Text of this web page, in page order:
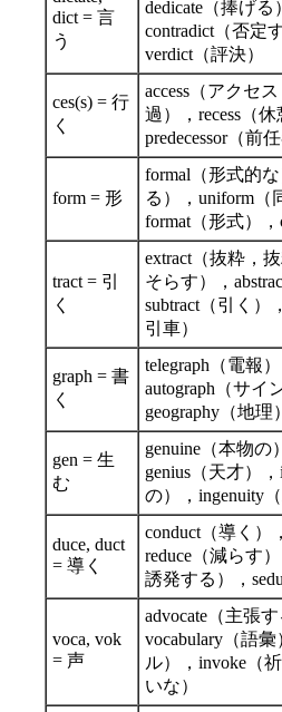
dict = 言
う
dedicate（捧げる
contradict（否定
verdict（評決）
ces(s) = 行
く
access（アクセ
過），recess（休
predecessor（前任
form = 形
formal（形式的
る），uniform（
format（形式），
tract = 引
く
extract（抜粋，
そらす），
subtract（引く）
引車）
graph = 書
く
telegraph（電報
autograph（サイ
geography（地理）
gen = 生
む
genuine（本物の
genius（天才）
の），ingenuity（
duce, duct
= 導く
conduct（導く）
reduce（減らす
誘発する），
voca, vok
= 声
advocate（主張
vocabulary（語
ル），invoke（
いな）